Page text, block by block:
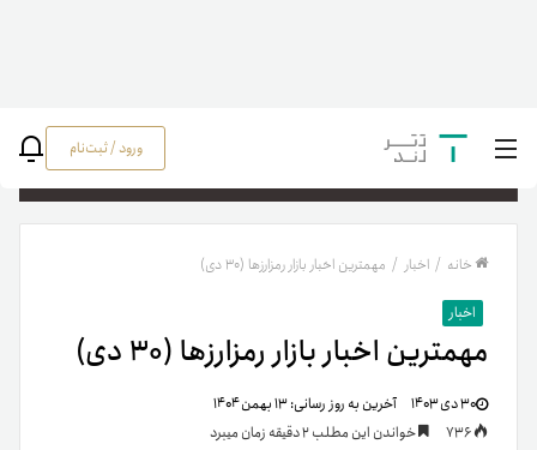
ورود / ثبت‌نام
خانه / اخبار / مهمترین اخبار بازار رمزارزها (۳۰ دی)
اخبار
مهمترین اخبار بازار رمزارزها (۳۰ دی)
۳۰ دی ۱۴۰۳ آخرین به روز رسانی:۱۳ بهمن ۱۴۰۴
خواندن این مطلب 2 دقیقه زمان میبرد